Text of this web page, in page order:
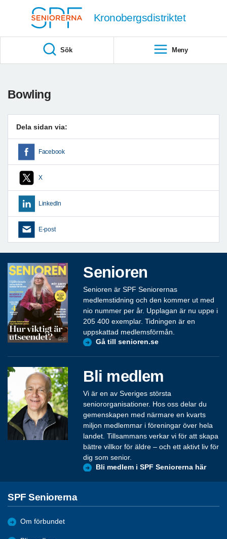
Kronobergsdistriktet
Sök Meny
Bowling
Dela sidan via:
Facebook
X
LinkedIn
E-post
Senioren
Senioren är SPF Seniorernas
medlemstidning och den kommer ut med
nio nummer per år. Upplagan är nu uppe i
205 400 exemplar. Tidningen är en
uppskattad medlemsförmån.
Gå till senioren.se
Bli medlem
Vi är en av Sveriges största
seniororganisationer. Hos oss delar du
gemenskapen med närmare en kvarts
miljon medlemmar i föreningar över hela
landet. Tillsammans verkar vi för att skapa
bättre villkor för äldre – och ett aktivt liv för
dig som senior.
Bli medlem i SPF Seniorerna här
SPF Seniorerna
Om förbundet